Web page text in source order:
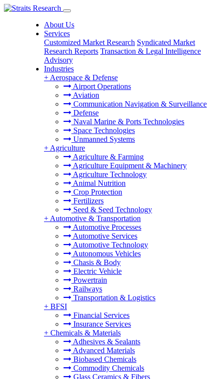
About Us
Services
Customized Market Research Syndicated Market
Research Reports Transaction & Legal Intelligence
Advisory
Industries
+ Aerospace & Defense
Airport Operations
Aviation
Communication Navigation & Surveillance
Defense
Naval Marine & Ports Technologies
Space Technologies
Unmanned Systems
+ Agriculture
Agriculture & Farming
Agriculture Equipment & Machinery
Agriculture Technology
Animal Nutrition
Crop Protection
Fertilizers
Seed & Seed Technology
+ Automotive & Transportation
Automotive Processes
Automotive Services
Automotive Technology
Autonomous Vehicles
Chasis & Body
Electric Vehicle
Powertrain
Railways
Transportation & Logistics
+ BFSI
Financial Services
Insurance Services
+ Chemicals & Materials
Adhesives & Sealants
Advanced Materials
Biobased Chemicals
Commodity Chemicals
Glass Ceramics & Fibers